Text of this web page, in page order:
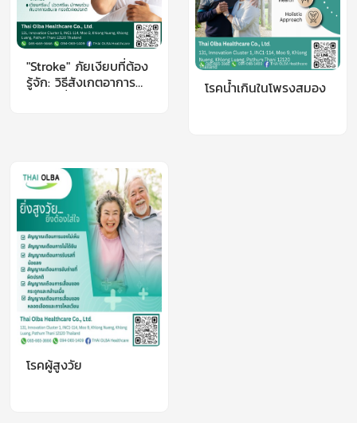
"Stroke" ภัยเงียบที่ต้อง
รู้จัก: วิธีสังเกตอาการ
โรคน้ำเกินในโพรงสมอง
โรคผู้สูงวัย